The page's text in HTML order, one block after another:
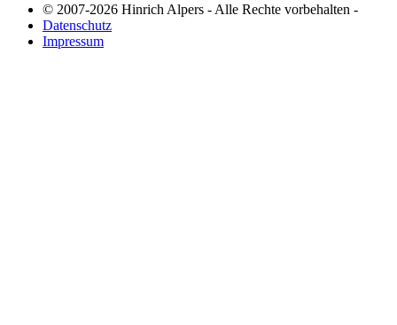
© 2007-2026 Hinrich Alpers - Alle Rechte vorbehalten -
Datenschutz
Impressum